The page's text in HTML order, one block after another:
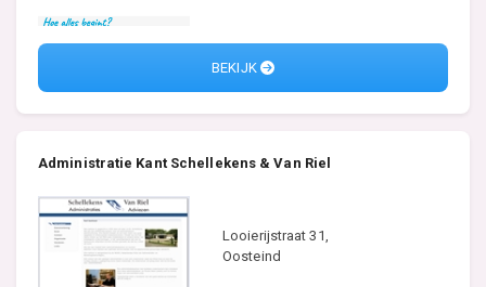
BEKIJK
Administratie Kant Schellekens & Van Riel
Looierijstraat 31,
Oosteind